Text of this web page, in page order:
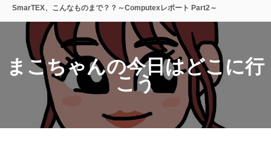
SmarTEX、こんなものまで？？～Computexレポート Part2～
まこちゃんの今日はどこに行
こう